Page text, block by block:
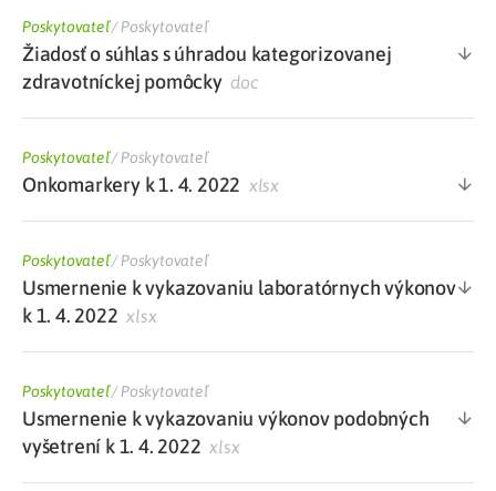
Poskytovateľ/Poskytovateľ
Žiadosť o súhlas s úhradou kategorizovanej
zdravotníckej pomôckydoc
Poskytovateľ/Poskytovateľ
Onkomarkery k 1. 4. 2022 xlsx
Poskytovateľ/Poskytovateľ
Usmernenie k vykazovaniu laboratórnych výkonov
k 1. 4. 2022 xlsx
Poskytovateľ/Poskytovateľ
Usmernenie k vykazovaniu výkonov podobných
vyšetrení k 1. 4. 2022 xlsx